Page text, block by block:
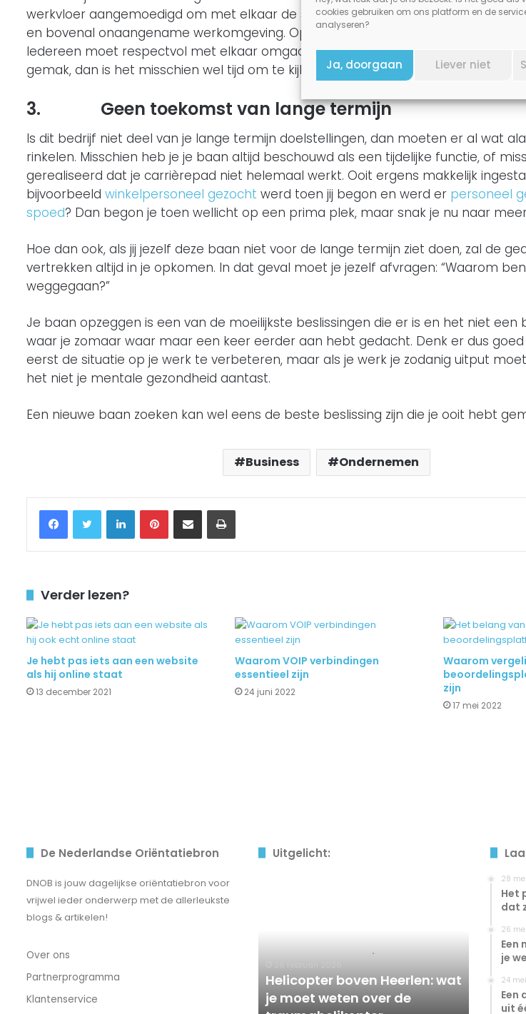
cookies gebruiken om ons platform en de
analyseren?
Ja, doorgaan Liever niet
werkvloer aangemoedigd om met elkaar de strijd aan te gaan, wat kan lijden tot
en bovenal onaangename werkomgeving. Op je werk zou jij je altijd op je gemak
Iedereen moet respectvol met elkaar omgaan wat de bedrijfscultuur ook is. Voel jij
gemak, dan is het misschien wel tijd om te kijken naar een nieuwe uitdaging.
3. Geen toekomst van lange termijn
Is dit bedrijf niet deel van je lange termijn doelstellingen, dan moeten er al wat
rinkelen. Misschien heb je je baan altijd beschouwd als een tijdelijke functie, of
gerealiseerd dat je carrièrepad niet helemaal werkt. Ooit ergens makkelijk
bijvoorbeeld winkelpersoneel gezocht werd toen jij begon en werd er personeel
spoed? Dan begon je toen wellicht op een prima plek, maar snak je nu naar
Hoe dan ook, als jij jezelf deze baan niet voor de lange termijn ziet doen, zal de
vertrekken altijd in je opkomen. In dat geval moet je jezelf afvragen: “Waarom
weggegaan?”
Je baan opzeggen is een van de moeilijkste beslissingen die er is en het niet een
waar je zomaar waar maar een keer eerder aan hebt gedacht. Denk er dus
eerst de situatie op je werk te verbeteren, maar als je werk je zodanig uitput
het niet je mentale gezondheid aantast.
Een nieuwe baan zoeken kan wel eens de beste beslissing zijn die je ooit hebt
Business Ondernemen
FacebookTwitter LinkedInPinterestDelen via Email Printen
Verder lezen?
Je hebt pas iets aan een website
als hij online staat
13 december 2021
Waarom VOIP verbindingen
essentieel zijn
24 juni 2022
Waarom
zijn
17 mei 2022
De Nederlandse Oriëntatiebron
DNOB is jouw dagelijkse oriëntatiebron voor
vrijwel ieder onderwerp met de allerleukste
blogs & artikelen!
Over ons
Partnerprogramma
Klantenservice
Uitgelicht:
weten
over
de
Helicopter boven Heerlen: wat
je moet weten over de
28
Het
dat
26
Een
je
24
Een
uit